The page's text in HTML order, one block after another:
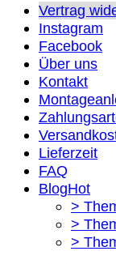
Vertrag
Instagram
Facebook
Über uns
Kontakt
Lieferzeit
FAQ
Blog
>
>
>